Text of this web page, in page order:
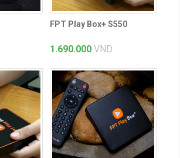
FPT Play Box+ S550
1.690.000 VND